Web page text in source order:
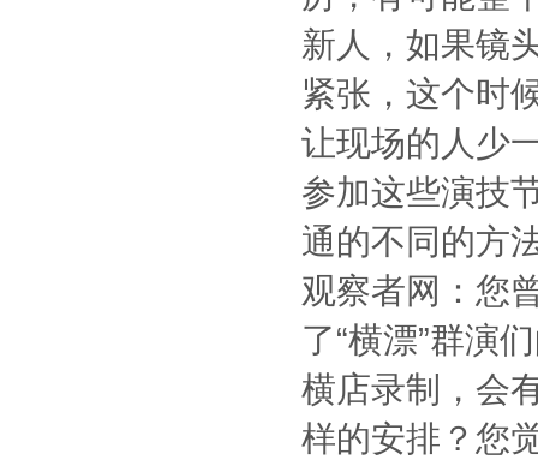
新人，如果镜
紧张，这个时
让现场的人少
参加这些演技
通的不同的方
观察者网：您
了“横漂”群演
横店录制，会
样的安排？您